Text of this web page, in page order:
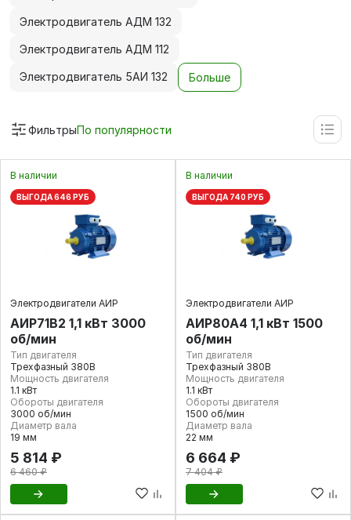
Электродвигатель АДМ 132
Электродвигатель АДМ 112
Электродвигатель 5АИ 132 Больше
ФильтрыПо популярности
В наличии
ВЫГОДА 646 РУБ
Электродвигатели АИР
АИР71В2 1,1 кВт 3000
об/мин
Тип двигателя
Трехфазный 380В
Мощность двигателя
1.1 кВт
Обороты двигателя
3000 об/мин
Диаметр вала
19 мм
5 814 ₽
6 460 ₽
В наличии
ВЫГОДА 740 РУБ
Электродвигатели АИР
АИР80А4 1,1 кВт 1500
об/мин
Тип двигателя
Трехфазный 380В
Мощность двигателя
1.1 кВт
Обороты двигателя
1500 об/мин
Диаметр вала
22 мм
6 664 ₽
7 404 ₽